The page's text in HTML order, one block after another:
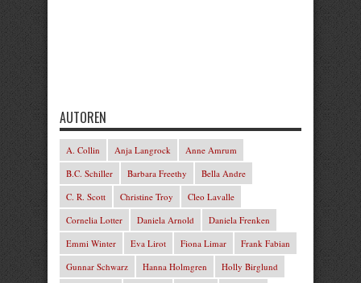
AUTOREN
A. Collin Anja Langrock
Anne Amrum
B.C. Schiller
Barbara Freethy
Bella Andre
C. R. Scott
Christine Troy
Cleo Lavalle
Cornelia Lotter
Daniela Arnold
Daniela Frenken
Emmi Winter
Eva Lirot Fiona Limar
Frank Fabian
Gunnar Schwarz
Hanna Holmgren
Holly Birglund